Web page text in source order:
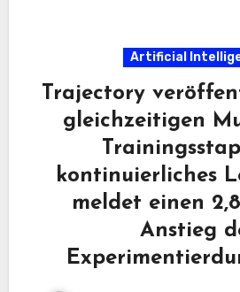
Artificial
Trajectory
gleichzeitigen
kontinuierliches
meldet einen
Anstieg